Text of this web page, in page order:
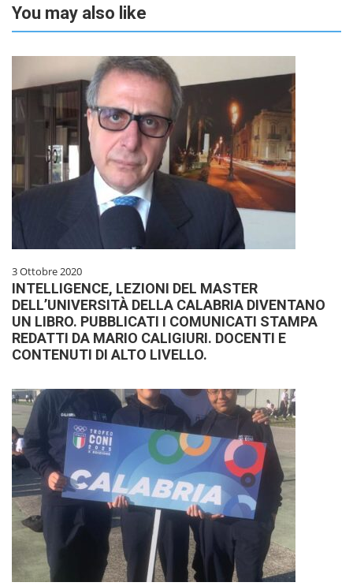
You may also like
3 Ottobre 2020
INTELLIGENCE, LEZIONI DEL MASTER
DELL’UNIVERSITÀ DELLA CALABRIA DIVENTANO
UN LIBRO. PUBBLICATI I COMUNICATI STAMPA
REDATTI DA MARIO CALIGIURI. DOCENTI E
CONTENUTI DI ALTO LIVELLO.